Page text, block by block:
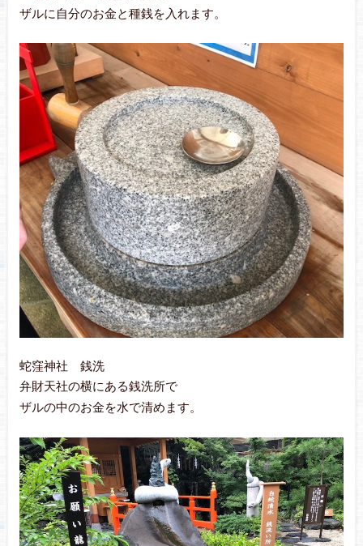
ザルに自分のお金と種銭を入れます。
蛇窪神社 銭洗
弁財天社の横にある銭洗所で
ザルの中のお金を水で清めます。